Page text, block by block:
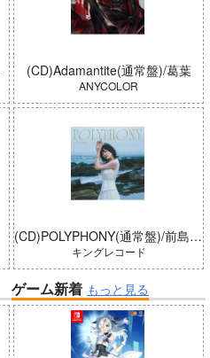
(CD)Adamantite(通常盤)/葛葉
ANYCOLOR
(CD)POLYPHONY(通常盤)/前島亜美
キングレコード
ゲーム新着 もっと見る